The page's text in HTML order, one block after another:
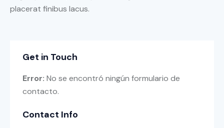
placerat finibus lacus.
Get in Touch
Error: No se encontró ningún formulario de
contacto.
Contact Info